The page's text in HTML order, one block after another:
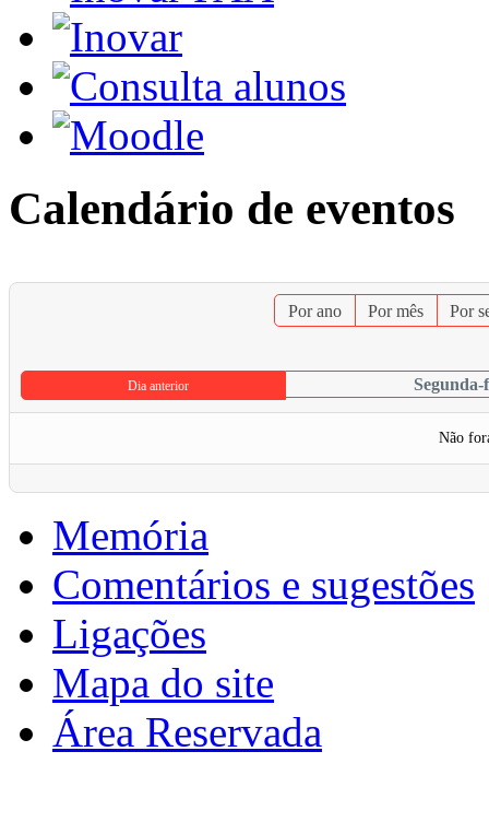
Calendário de eventos
Por ano Por mês Por
Dia anterior
Não
Memória
Comentários e sugestões
Ligações
Mapa do site
Área Reservada